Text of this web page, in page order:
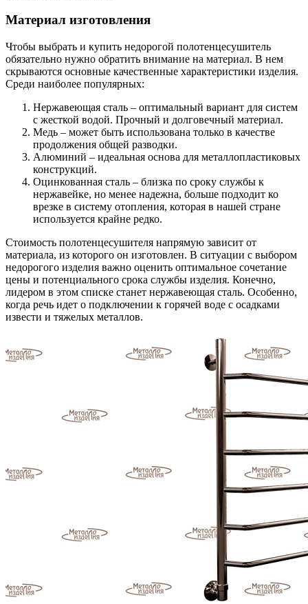
Материал изготовления
Чтобы выбрать и купить недорогой полотенцесушитель
обязательно нужно обратить внимание на материал. В нем
скрываются основные качественные характеристики изделия.
Среди наиболее популярных:
Нержавеющая сталь – оптимальный вариант для систем
с жесткой водой. Прочный и долговечный материал.
Медь – может быть использована только в качестве
продолжения общей разводки.
Алюминий – идеальная основа для металлопластиковых
конструкций.
Оцинкованная сталь – близка по сроку службы к
нержавейке, но менее надежна, больше подходит ко
врезке в систему отопления, которая в нашей стране
используется крайне редко.
Стоимость полотенцесушителя напрямую зависит от
материала, из которого он изготовлен. В ситуации с выбором
недорогого изделия важно оценить оптимальное сочетание
цены и потенциального срока службы изделия. Конечно,
лидером в этом списке станет нержавеющая сталь. Особенно,
когда речь идет о подключении к горячей воде с осадками
извести и тяжелых металлов.